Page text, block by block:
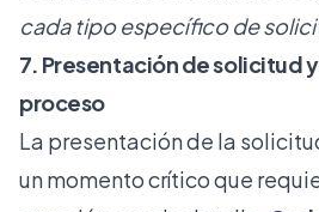
cada tipo específico de
7. Presentación de solicitud
proceso
La presentación de la
un momento crítico que